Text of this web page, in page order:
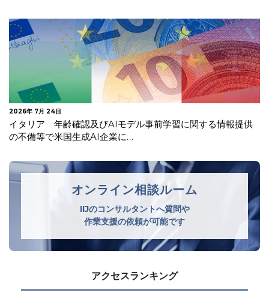
2026年 7月 21日
EDPB、生成AIの文脈におけるウェブスクレイピングに関す
るガイドライン案を公表
オンライン相談ルーム
IIJのコンサルタントへ質問や
作業支援の依頼が可能です
アクセスランキング